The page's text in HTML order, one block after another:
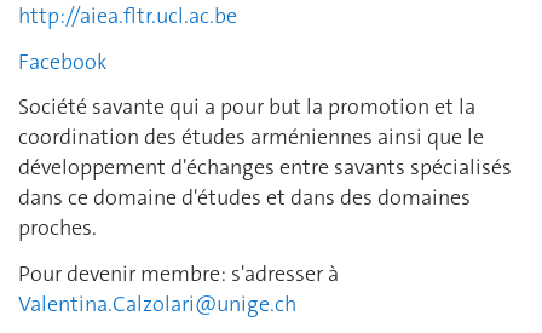
http://aiea.fltr.ucl.ac.be
Facebook
Société savante qui a pour but la promotion et la
coordination des études arméniennes ainsi que le
développement d'échanges entre savants spécialisés
dans ce domaine d'études et dans des domaines
proches.
Pour devenir membre: s'adresser à
Valentina.Calzolari@unige.ch